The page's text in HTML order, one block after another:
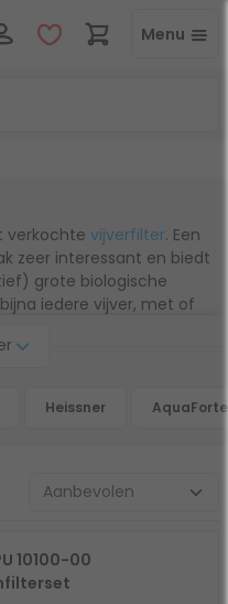
Menu
verkochte vijverfilter. Een
zeer interessant en biedt
grote biologische
iedere vijver, met of
doorstroomfilter echter
en neemt doorgaans
Heissner AquaForte
10100-00